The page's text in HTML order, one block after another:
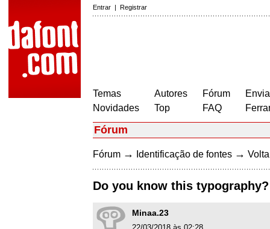
Entrar | Registrar
Temas
Novidades
Autores
Top
Fórum
FAQ
Fórum
Fórum → Identificação de fontes →
Do you know this typography?
Minaa.23